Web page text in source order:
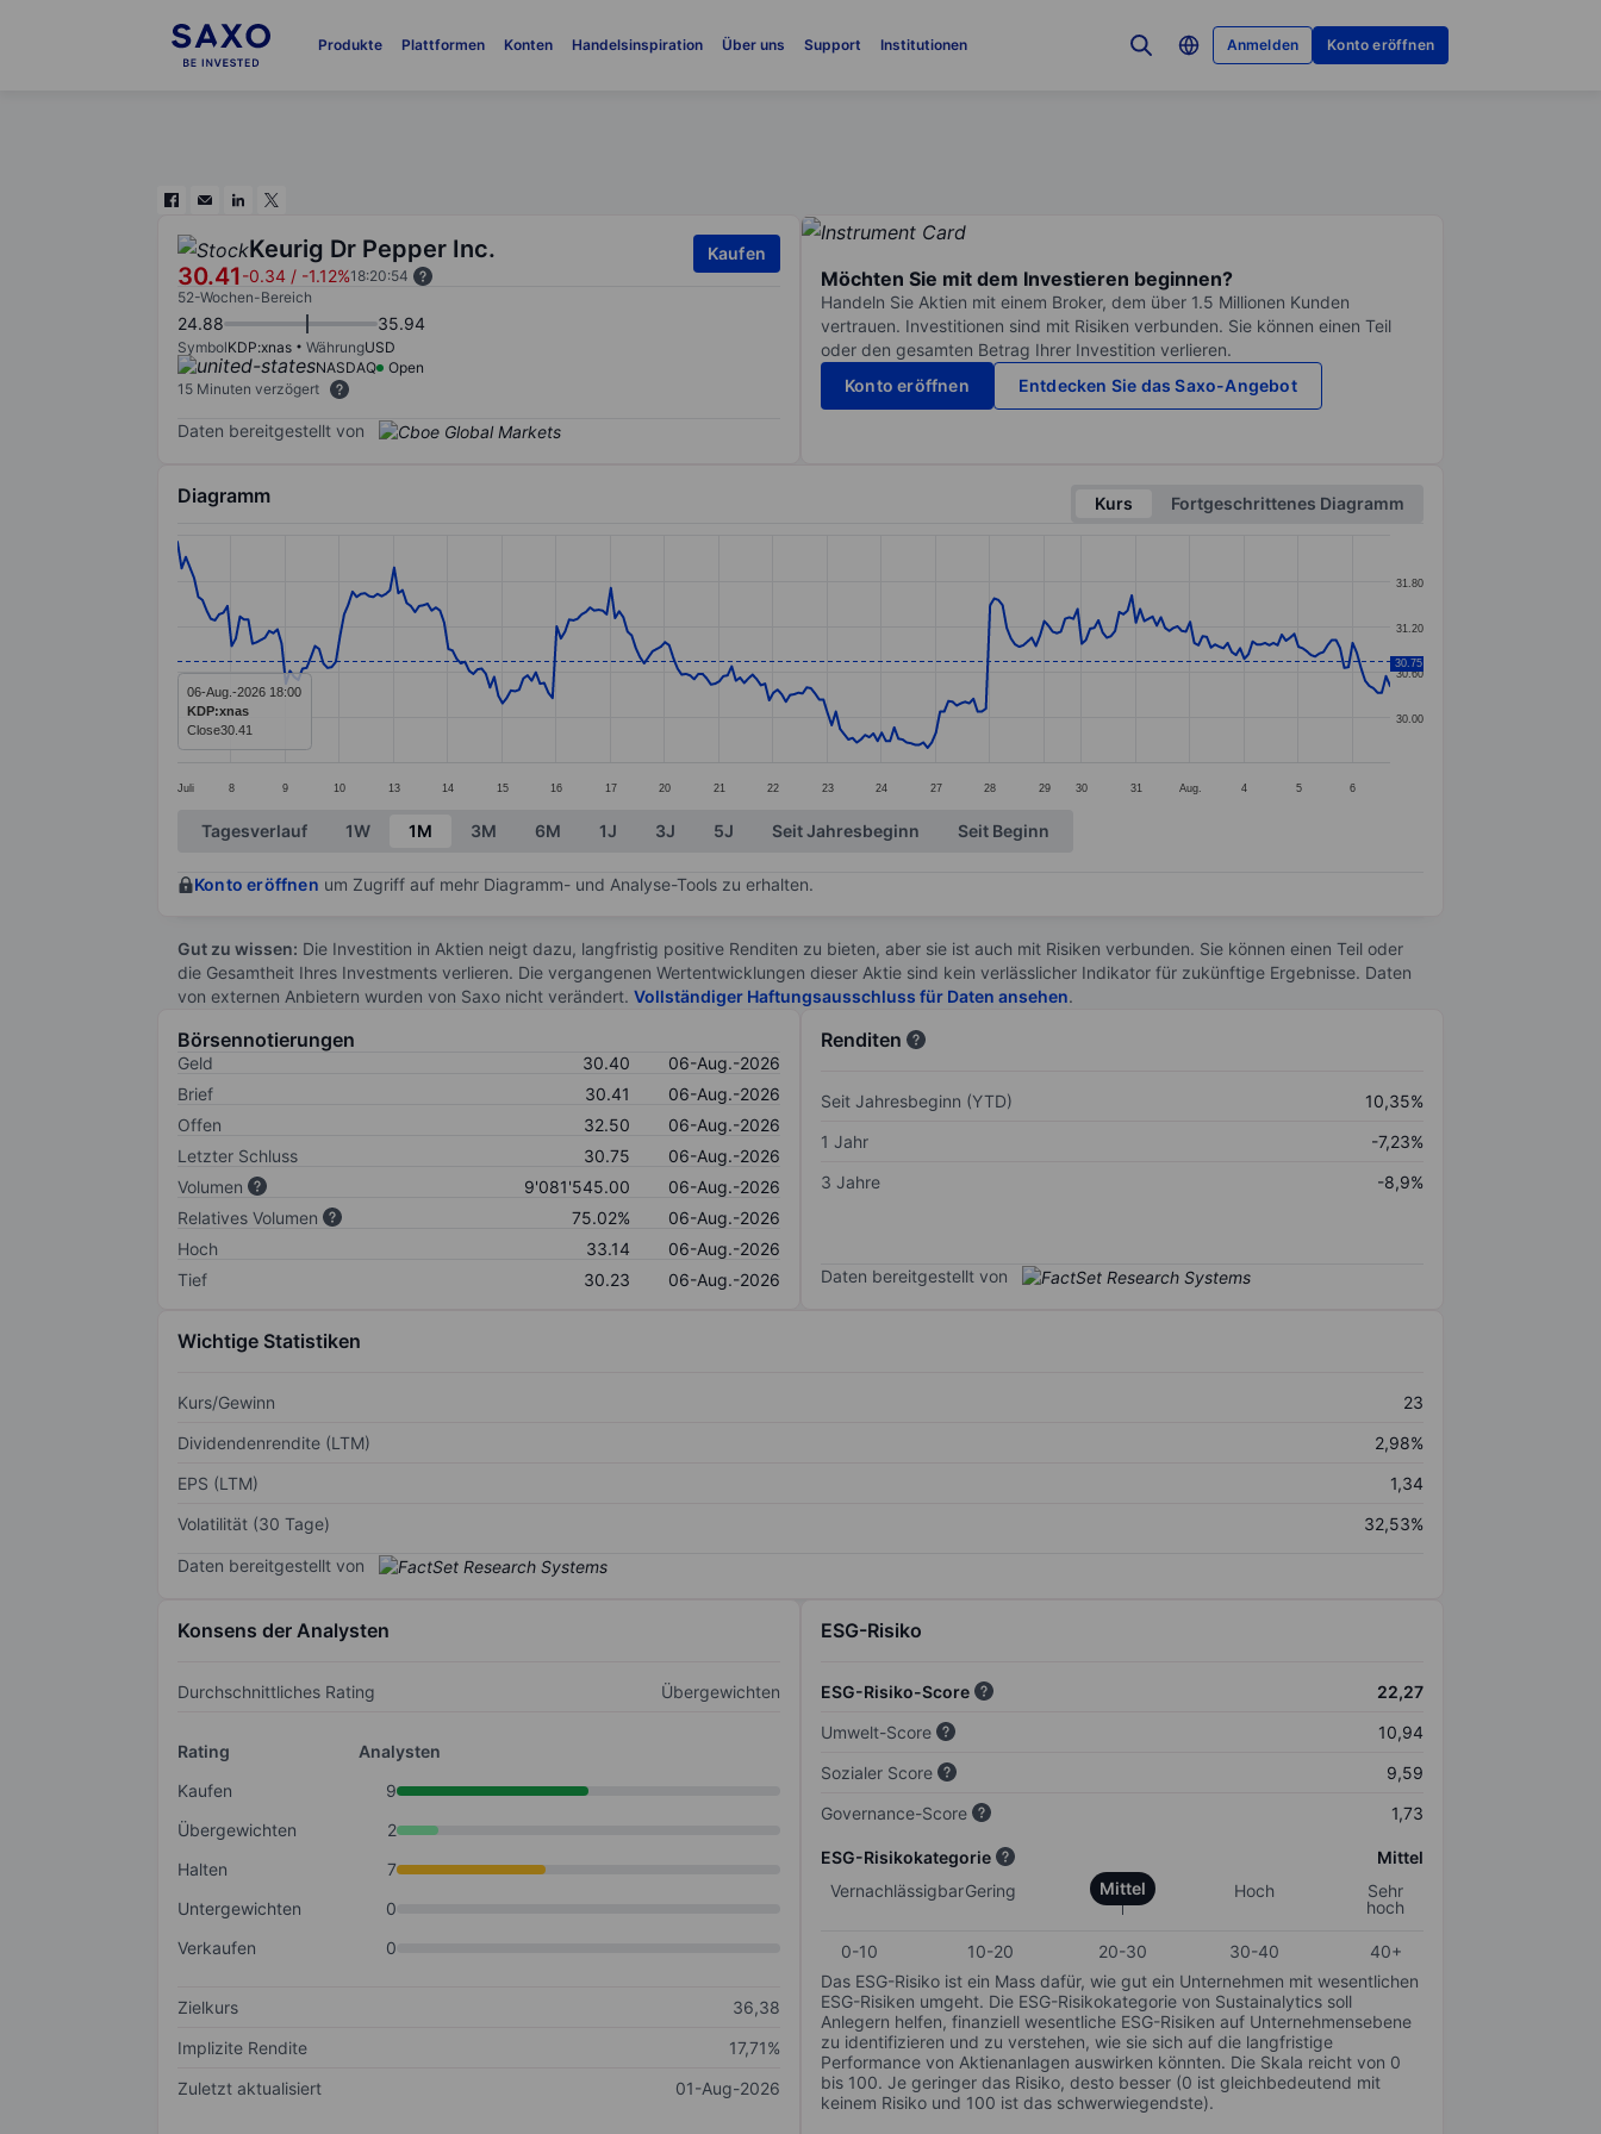
Produkte Plattformen Konten Handelsinspiration Über uns Support Institutionen Anmelden Konto eröffnen
Keurig Dr Pepper Inc.
30.41-0.34 / -1.12%18:20:54
Kaufen
52-Wochen-Bereich
24.88 35.94
SymbolKDP:xnas WährungUSD
NASDAQ
Open
15 Minuten verzögert
Daten bereitgestellt von
Möchten Sie mit dem Investieren beginnen?
Handeln Sie Aktien mit einem Broker, dem über 1.5 Millionen Kunden
vertrauen. Investitionen sind mit Risiken verbunden. Sie können einen Teil
oder den gesamten Betrag Ihrer Investition verlieren.
Konto eröffnen
Entdecken Sie das Saxo-Angebot
Diagramm Kurs
Fortgeschrittenes Diagramm
Line chart with 292 data points.
The chart has 1 X axis displaying categories.
The chart has 1 Y axis displaying values. Data ranges from 29.59 to 32.32.
Juli 8 9 10 13 14 15 16 17 20 21 22 23 24 27 28 29 30 31 Aug. 4 5 6
30.00
30.60
31.20
31.80
30.75
06-Aug.-2026 18:00
KDP:xnas
Close30.41
End of interactive chart.
Tagesverlauf 1W 1M 3M 6M 1J 3J 5J Seit Jahresbeginn Seit Beginn
Konto eröffnen um Zugriff auf mehr Diagramm- und Analyse-Tools zu erhalten.
Gut zu wissen: Die Investition in Aktien neigt dazu, langfristig positive Renditen zu bieten, aber sie ist auch mit Risiken verbunden. Sie können einen Teil oder
die Gesamtheit Ihres Investments verlieren. Die vergangenen Wertentwicklungen dieser Aktie sind kein verlässlicher Indikator für zukünftige Ergebnisse. Daten
von externen Anbietern wurden von Saxo nicht verändert. Vollständiger Haftungsausschluss für Daten ansehen.
Börsennotierungen
Geld 30.40
06-Aug.-2026
Brief
30.41
06-Aug.-2026
Offen
32.50
06-Aug.-2026
Letzter Schluss
30.75
06-Aug.-2026
Volumen
9'081'545.00
06-Aug.-2026
Relatives Volumen
75.02%
06-Aug.-2026
Hoch
33.14
06-Aug.-2026
Tief
30.23 06-Aug.-2026
Renditen
Seit Jahresbeginn (YTD)
10,35%
1 Jahr
-7,23%
3 Jahre
-8,9%
Daten bereitgestellt von
Wichtige Statistiken
Kurs/Gewinn
23
Dividendenrendite (LTM)
2,98%
EPS (LTM)
1,34
Volatilität (30 Tage)
32,53%
Daten bereitgestellt von
Konsens der Analysten
Durchschnittliches Rating Übergewichten
Rating
Analysten
Kaufen
9
Übergewichten
2
Halten
7
Untergewichten
0
Verkaufen
0
Zielkurs
36,38
Implizite Rendite
17,71%
Zuletzt aktualisiert
01-Aug-2026
ESG-Risiko
ESG-Risiko-Score
22,27
Umwelt-Score
10,94
Sozialer Score
9,59
Governance-Score
1,73
ESG-Risikokategorie
Mittel
VernachlässigbarGering Mittel Hoch
Sehr
hoch
0-10 10-20 20-30 30-40
40+
Das ESG-Risiko ist ein Mass dafür, wie gut ein Unternehmen mit wesentlichen
ESG-Risiken umgeht. Die ESG-Risikokategorie von Sustainalytics soll
Anlegern helfen, finanziell wesentliche ESG-Risiken auf Unternehmensebene
zu identifizieren und zu verstehen, wie sie sich auf die langfristige
Performance von Aktienanlagen auswirken könnten. Die Skala reicht von 0
bis 100. Je geringer das Risiko, desto besser (0 ist gleichbedeutend mit
keinem Risiko und 100 ist das schwerwiegendste).